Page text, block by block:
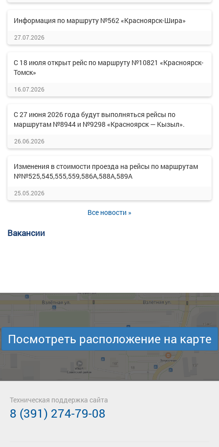
Информация по маршруту №562 «Красноярск-Шира»
27.07.2026
С 18 июля открыт рейс по маршруту №10821 «Красноярск-
Томск»
16.07.2026
С 27 июня 2026 года будут выполняться рейсы по
маршрутам №8944 и №9298 «Красноярск — Кызыл».
26.06.2026
Изменения в стоимости проезда на рейсы по маршрутам
№№525,545,555,559,586А,588А,589А
25.05.2026
Все новости »
Вакансии
Посмотреть расположение на карте
Техническая поддержка сайта
8 (391) 274-79-08